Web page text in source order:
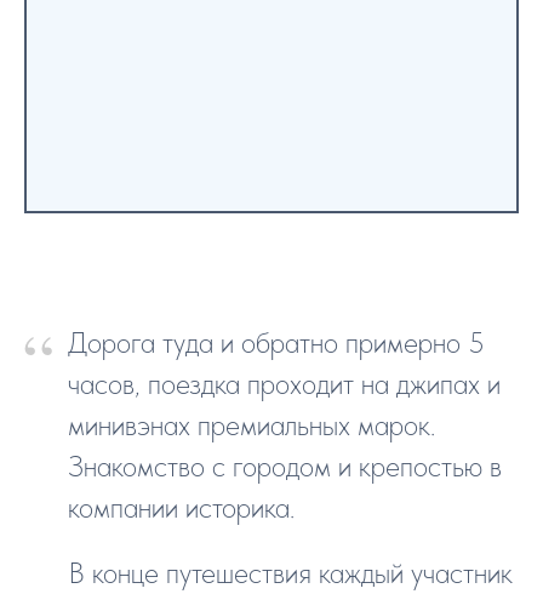
“ Дорога туда и обратно примерно 5
часов, поездка проходит на джипах и
минивэнах премиальных марок.
Знакомство с городом и крепостью в
компании историка.
В конце путешествия каждый участник